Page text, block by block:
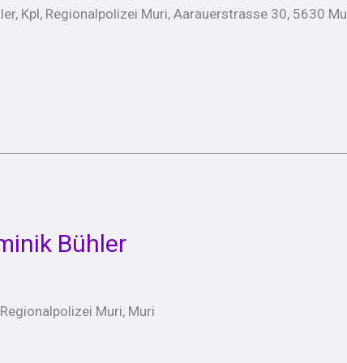
Kpl, Regionalpolizei Muri, Aarauerstrasse 30, 5630
Bühler
Muri, Muri